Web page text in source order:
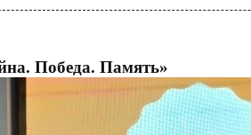
Победа. Память»